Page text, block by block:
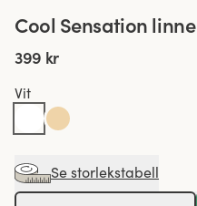
Cool Sensation linne
399 kr
Vit
Se storlekstabell